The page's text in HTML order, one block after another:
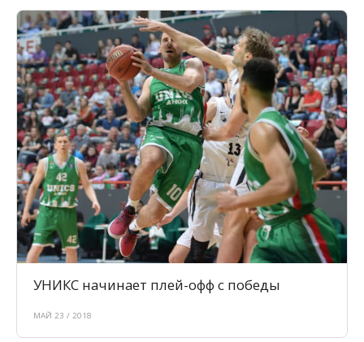
УНИКС начинает плей-офф с победы
МАЙ 23 / 2018